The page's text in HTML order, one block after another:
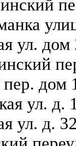
ул. дом
дом
ул. д.
ул. д.